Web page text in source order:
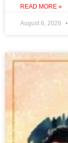
READ MORE »
August 6, 2026